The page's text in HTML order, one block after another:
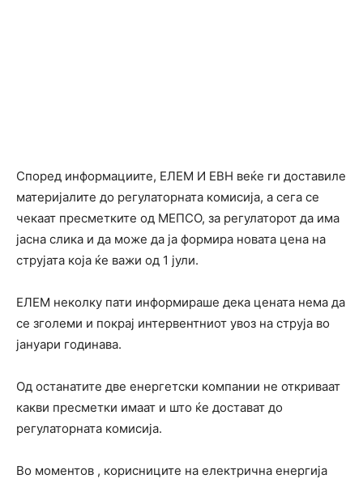
Според информациите, ЕЛЕМ И ЕВН веќе ги доставиле
материјалите до регулаторната комисија, а сега се
чекаат пресметките од МЕПСО, за регулаторот да има
јасна слика и да може да ја формира новата цена на
струјата која ќе важи од 1 јули.
ЕЛЕМ неколку пати информираше дека цената нема да
се зголеми и покрај интервентниот увоз на струја во
јануари годинава.
Од останатите две енергетски компании не откриваат
какви пресметки имаат и што ќе достават до
регулаторната комисија.
Во моментов , корисниците на електрична енергија